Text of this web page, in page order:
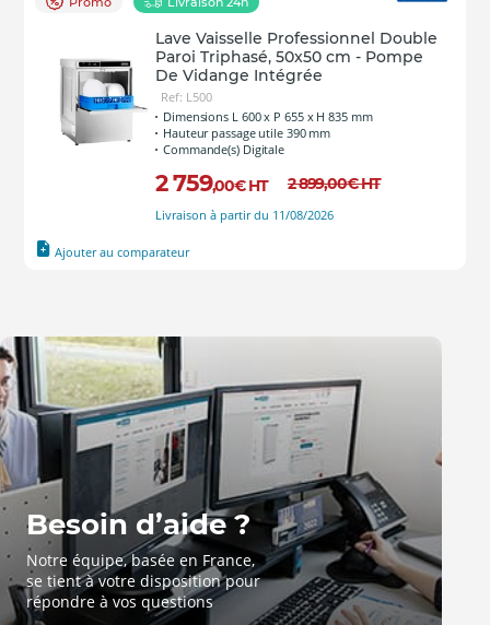
Lave Vaisselle Professionnel Double
Paroi Triphasé, 50x50 cm - Pompe
De Vidange Intégrée
Ref: L500
Dimensions L 600 x P 655 x H 835 mm
Hauteur passage utile 390 mm
Commande(s) Digitale
2 759,00€ HT 2 899,00€HT
Livraison à partir du 11/08/2026
Ajouter au comparateur
Besoin d’aide ?
Notre équipe, basée en France,
se tient à votre disposition pour
répondre à vos questions